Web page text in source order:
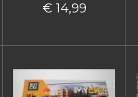
€ 14,99